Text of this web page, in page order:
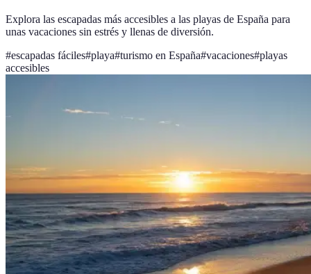
Explora las escapadas más accesibles a las playas de España para
unas vacaciones sin estrés y llenas de diversión.
#escapadas fáciles#playa#turismo en España#vacaciones#playas
accesibles